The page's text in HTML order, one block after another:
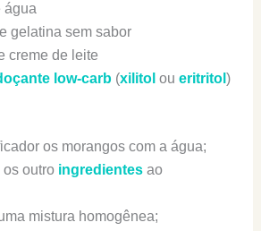
água
gelatina sem sabor
creme de leite
low-carb(xilitol ou eritritol )
os morangos com a água;
outro ingredientesao
mistura homogênea;